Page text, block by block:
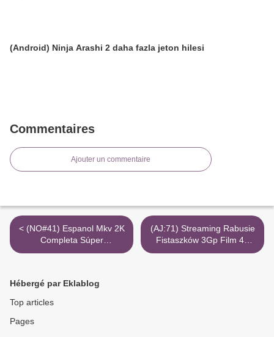
(Android) Ninja Arashi 2 daha fazla jeton hilesi
Commentaires
Ajouter un commentaire
< (NO#41) Espanol Mkv 2K
Completa Súper
Empollonas Torrent
(AJ:71) Streaming Rabusie
Fistaszków 3Gp Film 4K
Torrent Youtube >
Hébergé par Eklablog
Top articles
Pages